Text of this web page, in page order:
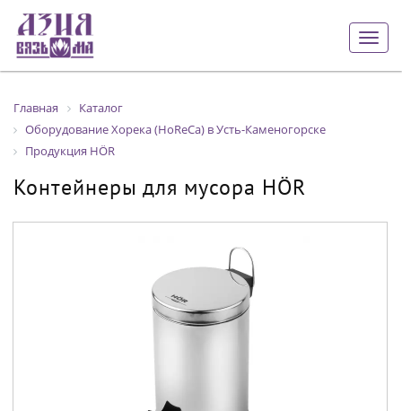
Главная
Каталог
Оборудование Хорека (HoReCa) в Усть-Каменогорске
Продукция HÖR
Контейнеры для мусора HÖR